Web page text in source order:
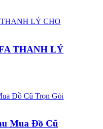
THANH LÝ
Mua Đồ Cũ